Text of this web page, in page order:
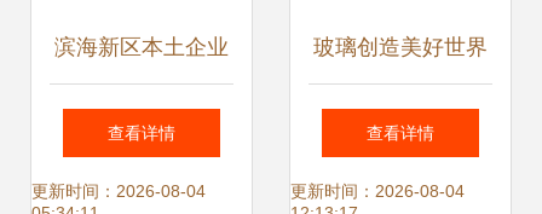
滨海新区本土企业
自研机器人 为厂内
智慧物流注入全新
查看详情
更新时间：2026-08-04
玻璃创造美好世界
看一座工厂的两种
精彩
查看详情
更新时间：2026-08-04